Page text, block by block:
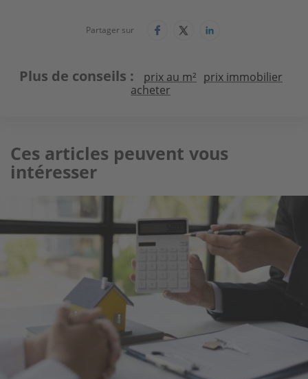
Partager sur
Plus de conseils prix au m² prix immobilier
acheter
Ces articles peuvent vous
intéresser